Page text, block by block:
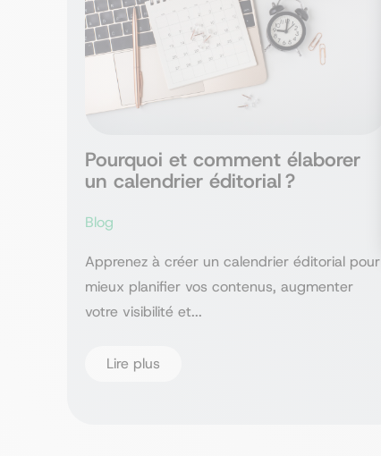
Pourquoi et comment élaborer
un calendrier éditorial ?
Blog
Apprenez à créer un calendrier éditorial pour
mieux planifier vos contenus, augmenter
votre visibilité et...
Lire plus